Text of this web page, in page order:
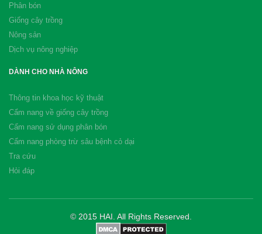
Phân bón
Giống cây trồng
Nông sản
Dịch vụ nông nghiệp
DÀNH CHO NHÀ NÔNG
Thông tin khoa học kỹ thuật
Cẩm nang về giống cây trồng
Cẩm nang sử dụng phân bón
Cẩm nang phòng trừ sâu bệnh cỏ dại
Tra cứu
Hỏi đáp
© 2015 HAI. All Rights Reserved.